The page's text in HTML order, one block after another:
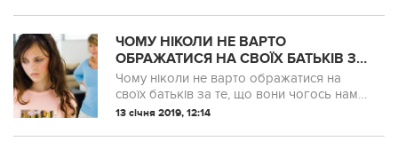
Але є один хлопчик, сім’я як...
ЧОМУ НІКОЛИ НЕ ВАРТО
ОБРАЖАТИСЯ НА СВОЇХ БАТЬКІВ ЗА
ТЕ, ЩО ВОНИ ЧОГОСЬ НАМ НЕ
ДОДАЛИ
Чому ніколи не варто ображатися на
своїх батьків за те, що вони чогось нам
не додали, ви зрозумієте, прочитавши
13 січня 2019, 12:14